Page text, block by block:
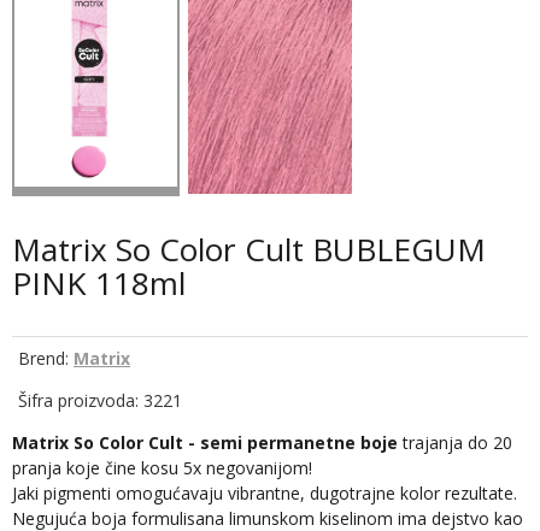
Matrix So Color Cult BUBLEGUM
PINK 118ml
Brend: Matrix
Šifra proizvoda: 3221
Matrix So Color Cult - semi permanetne boje trajanja do 20
pranja koje čine kosu 5x negovanijom!
Jaki pigmenti omogućavaju vibrantne, dugotrajne kolor rezultate.
Negujuća boja formulisana limunskom kiselinom ima dejstvo kao